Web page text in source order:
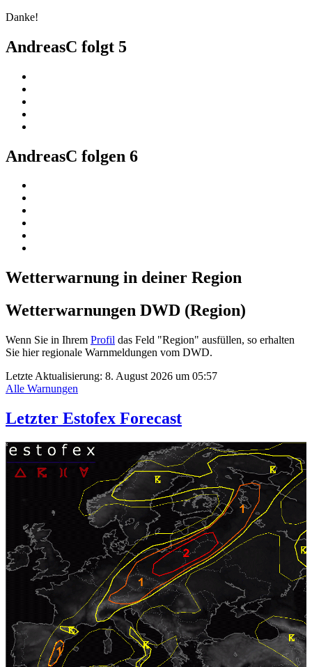
Danke!
AndreasC folgt 5
AndreasC folgen 6
Wetterwarnung in deiner Region
Wetterwarnungen DWD (Region)
Wenn Sie in Ihrem Profil das Feld "Region" ausfüllen, so erhalten
Sie hier regionale Warnmeldungen vom DWD.
Letzte Aktualisierung: 8. August 2026 um 05:57
Alle Warnungen
Letzter Estofex Forecast